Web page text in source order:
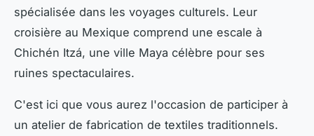
spécialisée dans les voyages culturels. Leur
croisière au Mexique comprend une escale à
Chichén Itzá, une ville Maya célèbre pour ses
ruines spectaculaires.
C'est ici que vous aurez l'occasion de participer à
un atelier de fabrication de textiles traditionnels.